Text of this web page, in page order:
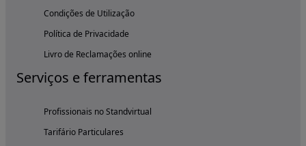
Condições de Utilização
Política de Privacidade
Livro de Reclamações online
Serviços e ferramentas
Profissionais no Standvirtual
Tarifário Particulares